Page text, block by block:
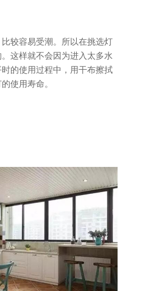
较容易受潮。所以在挑选灯
这样就不会因为进入太多水
的使用过程中，用干布擦拭
使用寿命。